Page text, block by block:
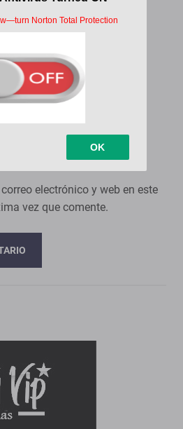
electrónico y web en este
vez que comente.